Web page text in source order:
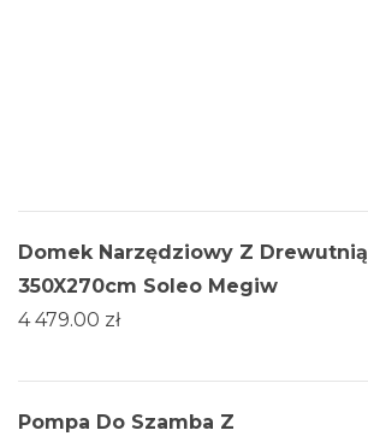
Domek Narzędziowy Z Drewutnią
350X270cm Soleo Megiw
4 479.00 zł
Pompa Do Szamba Z